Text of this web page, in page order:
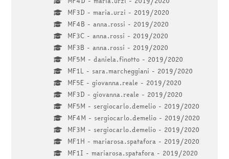
MF3D - maria.urzi - 2019/2020
MF4B - anna.rossi - 2019/2020
MF3C - anna.rossi - 2019/2020
MF3B - anna.rossi - 2019/2020
MF5M - daniela.finotto - 2019/2020
MF1L - sara.marcheggiani - 2019/2020
MF5E - giovanna.reale - 2019/2020
MF3D - giovanna.reale - 2019/2020
MF5M - sergiocarlo.demelio - 2019/2020
MF4M - sergiocarlo.demelio - 2019/2020
MF3M - sergiocarlo.demelio - 2019/2020
MF1H - mariarosa.spatafora - 2019/2020
MF1I - mariarosa.spatafora - 2019/2020